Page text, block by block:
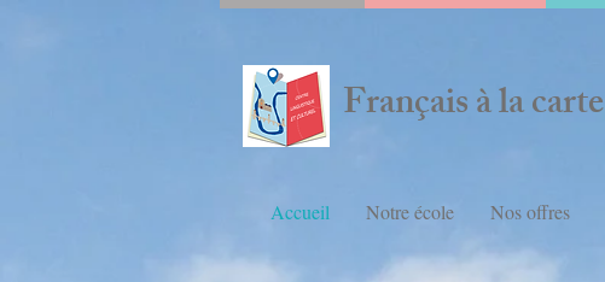
Français à la carte
Accueil Notre école Nos offres